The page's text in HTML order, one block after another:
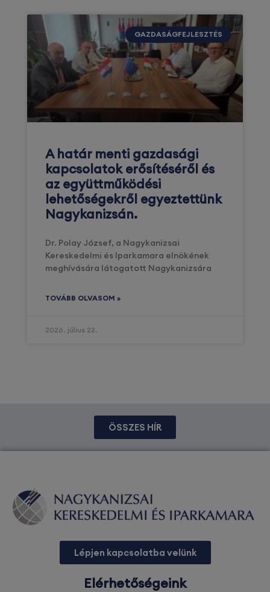
GAZDASÁGFEJLESZTÉS
A határ menti gazdasági
kapcsolatok erősítéséről és
az együttműködési
lehetőségekről egyeztettünk
Nagykanizsán.
Dr. Polay József, a Nagykanizsai
Kereskedelmi és Iparkamara elnökének
meghívására látogatott Nagykanizsára
TOVÁBB OLVASOM »
2026. július 22.
ÖSSZES HÍR
Lépjen kapcsolatba velünk
Elérhetőségeink